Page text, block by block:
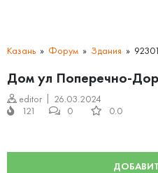
Казань Форум Здания 92301
Дом ул Поперечно-
editor
26.03.2024
121
0 0.0